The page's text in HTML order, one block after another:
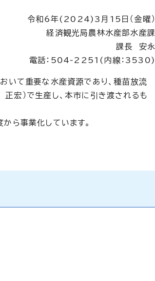
令和6年(2024)3月15日（金曜）
経済観光局農林水産部水産課
課長 安永
電話：504-2251(内線：3530)
いて重要な水産資源であり、種苗放流
宏）で生産し、本市に引き渡されるも
ら事業化しています。